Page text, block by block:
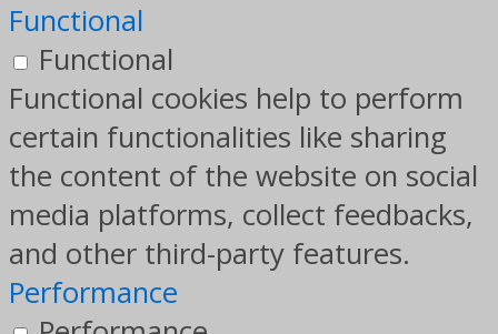
Functional
Functional
Functional cookies help to perform
certain functionalities like sharing
the content of the website on social
media platforms, collect feedbacks,
and other third-party features.
Performance